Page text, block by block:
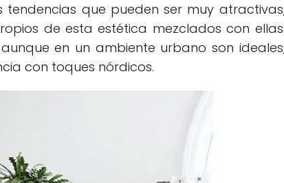
que pueden ser muy
de esta estética mezclados con ellas.
en un ambiente urbano son
con toques nórdicos.